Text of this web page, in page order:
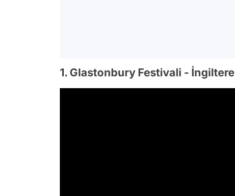
1. Glastonbury Festivali - İngiltere